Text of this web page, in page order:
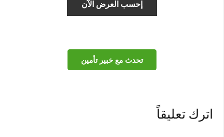
تحدث مع خبير تأمين
اترك تعليقاً